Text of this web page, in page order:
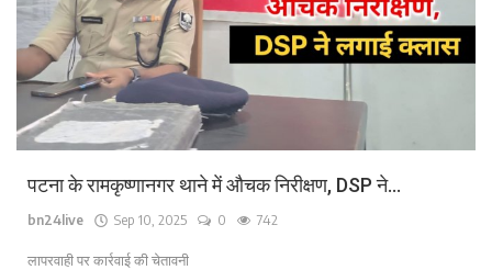
पटना के रामकृष्णानगर थाने में औचक निरीक्षण, DSP ने...
bn24live Sep 10, 2025 0 742
लापरवाही पर कार्रवाई की चेतावनी